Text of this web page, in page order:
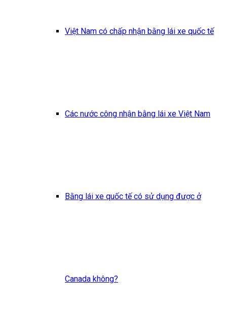
Việt Nam có chấp nhận bằng lái xe quốc tế
Các nước công nhận bằng lái xe Việt Nam
Bằng lái xe quốc tế có sử dụng được ở
Canada không?